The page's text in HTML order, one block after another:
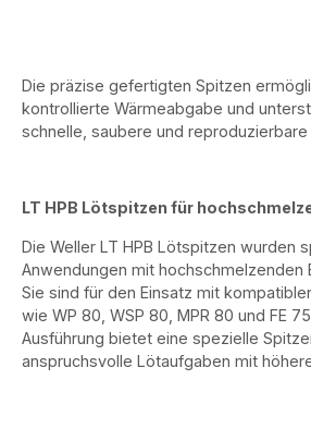
Die präzise gefertigten Spitzen
kontrollierte Wärmeabgabe und
schnelle, saubere und
LT HPB Lötspitzen für
Die Weller LT HPB Lötspitzen wurden
Anwendungen mit hochschmelzenden
Sie sind für den Einsatz mit
wie WP 80, WSP 80, MPR 80 und FE
Ausführung bietet eine spezielle
anspruchsvolle Lötaufgaben mit